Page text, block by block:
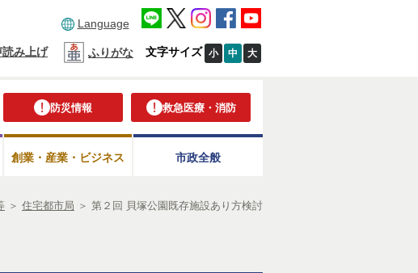
Language
読み上げ ふりがな 文字サイズ 小 中 大
防災情報 救急医療・消防
創業・産業・ビジネス 市政全般
＞ 住宅都市局 ＞ 第２回 貝塚公園既存施設あり方検討